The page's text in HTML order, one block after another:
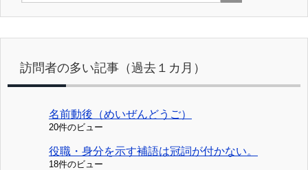
訪問者の多い記事（過去１カ月）
名前動後（めいぜんどうご）
20件のビュー
役職・身分を示す補語は冠詞が付かない。
18件のビュー